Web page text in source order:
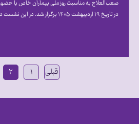
در تاریخ ۱۹ اردیبهشت ۱۴۰۵ برگزار شد. در این نشست دکتر ناصحی مدیر عامل […]
قبلی ۱ ۲